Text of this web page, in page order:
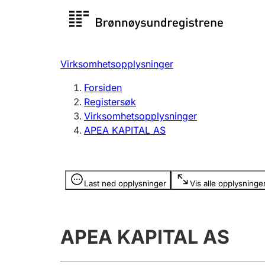
Registersøk
Registrere, endre, slette
Virksomhetsopplysninger
Forsiden
Registersøk
Virksomhetsopplysninger
APEA KAPITAL AS
Last ned opplysninger Vis alle
Opplysninger er skjult
APEA KAPITAL AS